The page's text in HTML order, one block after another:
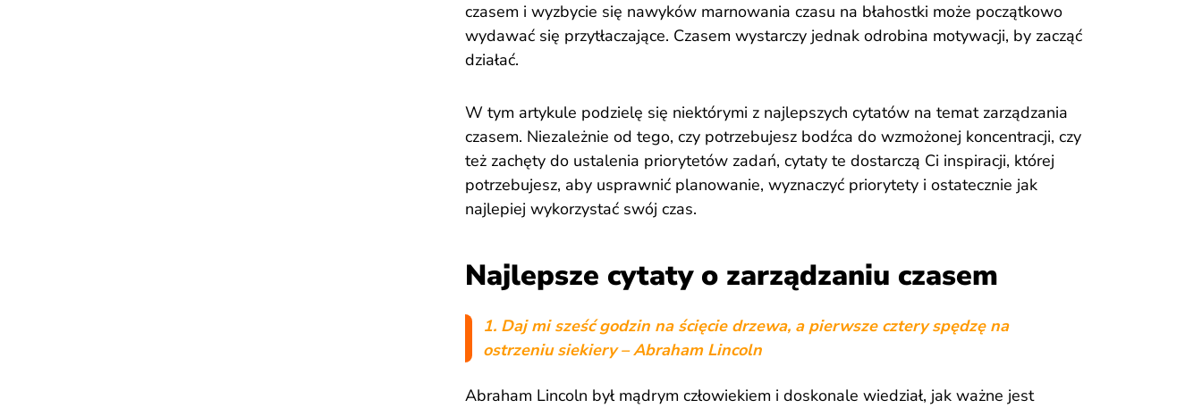
czasem i wyzbycie się nawyków marnowania czasu na błahostki może początkowo
wydawać się przytłaczające. Czasem wystarczy jednak odrobina motywacji, by zacząć
działać.
W tym artykule podzielę się niektórymi z najlepszych cytatów na temat zarządzania
czasem. Niezależnie od tego, czy potrzebujesz bodźca do wzmożonej koncentracji, czy
też zachęty do ustalenia priorytetów zadań, cytaty te dostarczą Ci inspiracji, której
potrzebujesz, aby usprawnić planowanie, wyznaczyć priorytety i ostatecznie jak
najlepiej wykorzystać swój czas.
Najlepsze cytaty o zarządzaniu czasem
1. Daj mi sześć godzin na ścięcie drzewa, a pierwsze cztery spędzę na
ostrzeniu siekiery – Abraham Lincoln
Abraham Lincoln był mądrym człowiekiem i doskonale wiedział, jak ważne jest